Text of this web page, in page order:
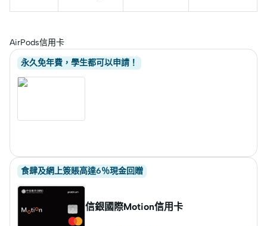
AirPods信用卡
永久免年費，學生都可以申請！
食肆及網上簽賬高達6％現金回贈
信銀國際Motion信用卡